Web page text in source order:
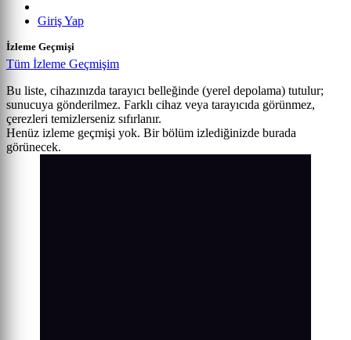
Giriş Yap
İzleme Geçmişi
Tüm İzleme Geçmişim
Bu liste, cihazınızda tarayıcı belleğinde (yerel depolama) tutulur;
sunucuya gönderilmez. Farklı cihaz veya tarayıcıda görünmez,
çerezleri temizlerseniz sıfırlanır.
Henüz izleme geçmişi yok. Bir bölüm izlediğinizde burada
görünecek.